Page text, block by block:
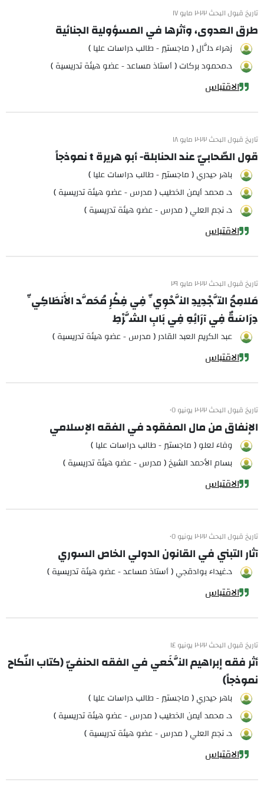
تاريخ قبول البحث ٢٠٢٢ مايو ١٧
طرق العدوى، وأثرها في المسؤولية الجنائية
زهراء دلَّال ( ماجستير - طالب دراسات عليا )
د.محمود بركات ( أستاذ مساعد - عضو هيئة تدريسية )
الاقتباس
تاريخ قبول البحث ٢٠٢٢ مايو ١٨
قول الصّحابيّ عند الحنابلة- أبو هريرة t نموذجاً
باهر حيدري ( ماجستير - طالب دراسات عليا )
د. محمد أيمن الخطيب ( مدرس - عضو هيئة تدريسية )
د. نجم العلي ( مدرس - عضو هيئة تدريسية )
الاقتباس
تاريخ قبول البحث ٢٠٢٢ مايو ٢٩
مَلامِحُ التَّجْدِيدِ النَّحْوِيِّ فِي فِكْرِ مُحَمَّد الأَنطَاكِيِّ
دِرَاسَةٌ فِي آرَائِهِ فِي بَابِ الشَّرْطِ
عبد الكريم العبد القادر ( مدرس - عضو هيئة تدريسية )
الاقتباس
تاريخ قبول البحث ٢٠٢٢ يونيو ٠٥
الإنفاق من مال المفقود في الفقه الإسلامي
وفاء لعلو ( ماجستير - طالب دراسات عليا )
بسام الأحمد الشيخ ( مدرس - عضو هيئة تدريسية )
الاقتباس
تاريخ قبول البحث ٢٠٢٢ يونيو ٠٥
آثار التبني في القانون الدولي الخاص السوري
د.غيداء بوادقجي ( أستاذ مساعد - عضو هيئة تدريسية )
الاقتباس
تاريخ قبول البحث ٢٠٢٢ يونيو ١٤
أثر فقه إبراهيم النَّخَعي في الفقه الحنفيّ (كتاب النّكاح
نموذجاً)
باهر حيدري ( ماجستير - طالب دراسات عليا )
د. محمد أيمن الخطيب ( مدرس - عضو هيئة تدريسية )
د. نجم العلي ( مدرس - عضو هيئة تدريسية )
الاقتباس